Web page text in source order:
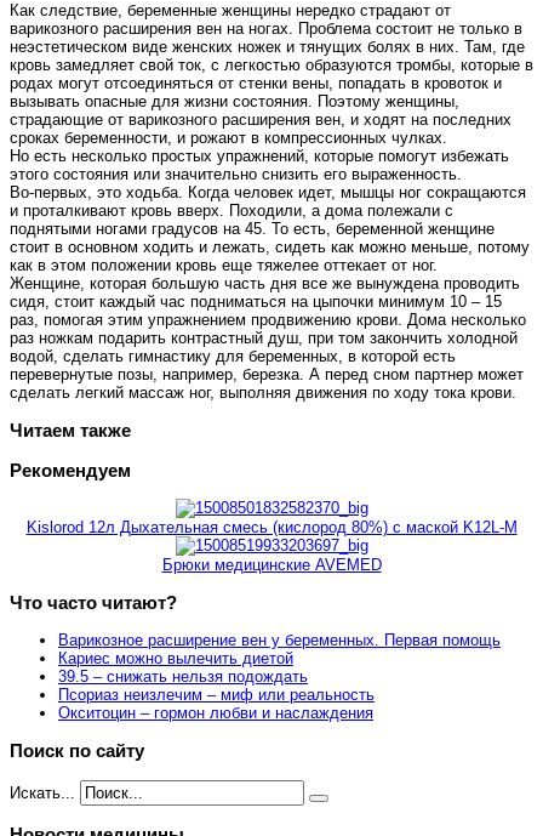
Как следствие, беременные женщины нередко страдают от
варикозного расширения вен на ногах. Проблема состоит не только в
неэстетическом виде женских ножек и тянущих болях в них. Там, где
кровь замедляет свой ток, с легкостью образуются тромбы, которые в
родах могут отсоединяться от стенки вены, попадать в кровоток и
вызывать опасные для жизни состояния. Поэтому женщины,
страдающие от варикозного расширения вен, и ходят на последних
сроках беременности, и рожают в компрессионных чулках.
Но есть несколько простых упражнений, которые помогут избежать
этого состояния или значительно снизить его выраженность.
Во-первых, это ходьба. Когда человек идет, мышцы ног сокращаются
и проталкивают кровь вверх. Походили, а дома полежали с
поднятыми ногами градусов на 45. То есть, беременной женщине
стоит в основном ходить и лежать, сидеть как можно меньше, потому
как в этом положении кровь еще тяжелее оттекает от ног.
Женщине, которая большую часть дня все же вынуждена проводить
сидя, стоит каждый час подниматься на цыпочки минимум 10 – 15
раз, помогая этим упражнением продвижению крови. Дома несколько
раз ножкам подарить контрастный душ, при том закончить холодной
водой, сделать гимнастику для беременных, в которой есть
перевернутые позы, например, березка. А перед сном партнер может
сделать легкий массаж ног, выполняя движения по ходу тока крови.
Читаем также
Рекомендуем
Kislorod 12л Дыхательная смесь (кислород 80%) с маской K12L-M
Брюки медицинские AVEMED
Что часто читают?
Варикозное расширение вен у беременных. Первая помощь
Кариес можно вылечить диетой
39.5 – снижать нельзя подождать
Псориаз неизлечим – миф или реальность
Окситоцин – гормон любви и наслаждения
Поиск по сайту
Искать...